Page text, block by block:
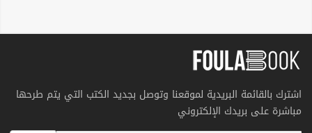
اشترك بالقائمة البريدية لموقعنا وتوصل بجديد الكتب التي يتم طرحها
مباشرة على بريدك الإلكتروني